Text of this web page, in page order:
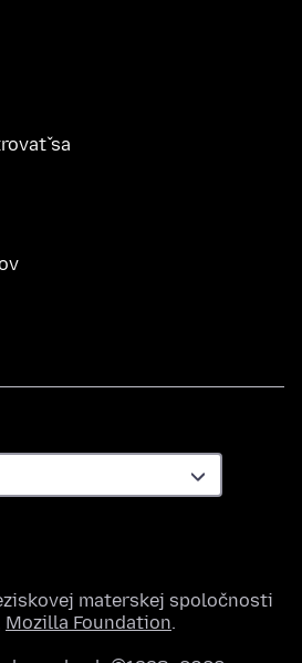
sa
materskej spoločnosti
Mozilla Foundation.